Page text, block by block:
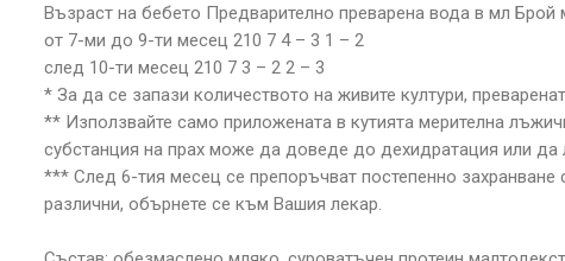
Възраст на бебето Предварително преварена вода в мл
от 7-ми до 9-ти месец 210 7 4 – 3 1 – 2
след 10-ти месец 210 7 3 – 2 2 – 3
* За да се запази количеството на живите култури,
** Използвайте само приложената в кутията мерителна
субстанция на прах може да доведе до дехидратация или
*** След 6-тия месец се препоръчват постепенно
различни, обърнете се към Вашия лекар.